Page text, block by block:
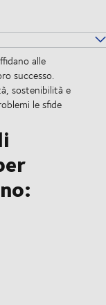
alle
successo.
sostenibilità e
le sfide